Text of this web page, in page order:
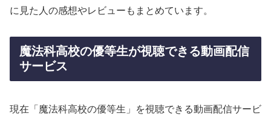
に見た人の感想やレビューもまとめています。
魔法科高校の優等生が視聴できる動画配信
サービス
現在「魔法科高校の優等生」を視聴できる動画配信サービ